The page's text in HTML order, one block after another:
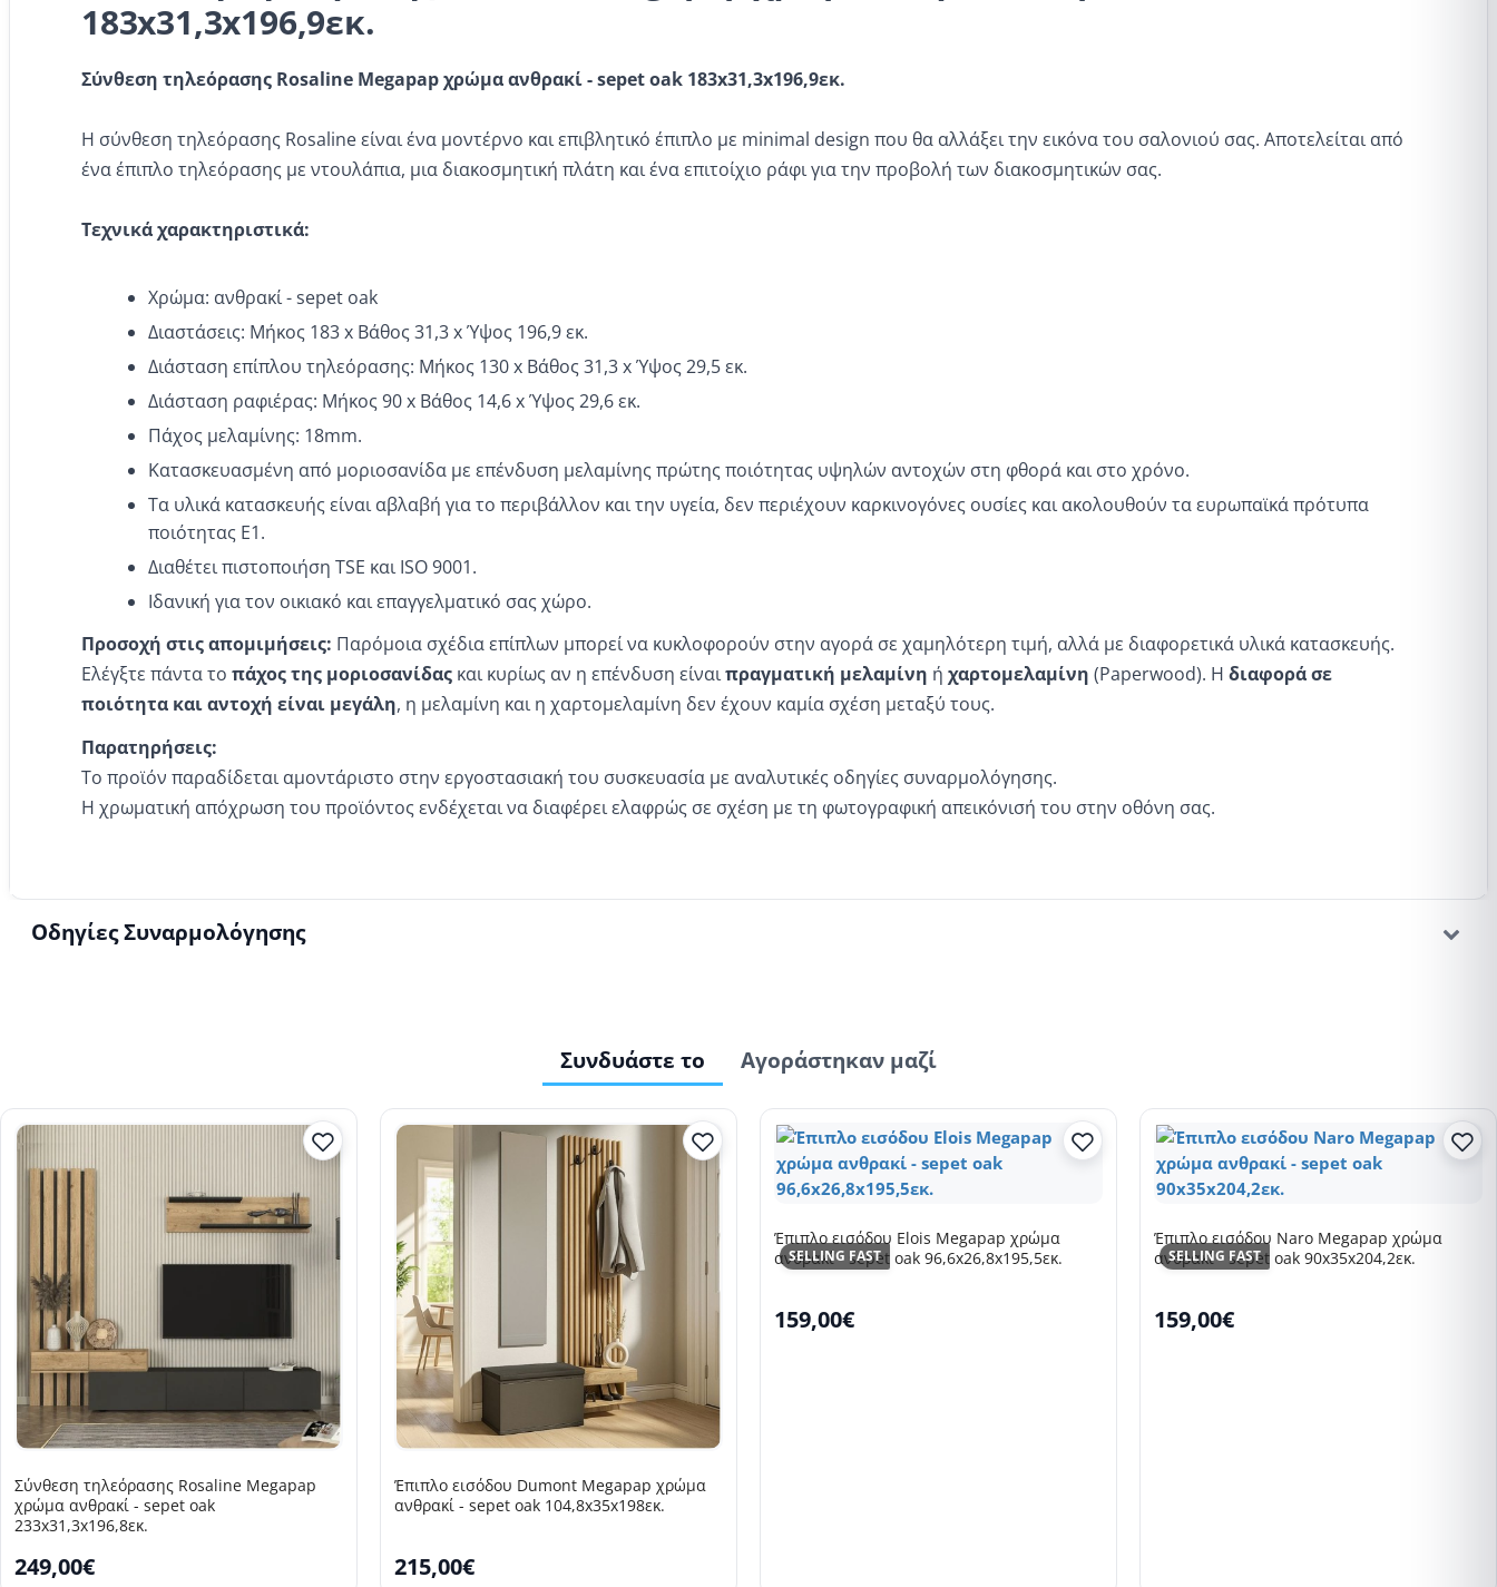
183x31,3x196,9εκ.
Σύνθεση τηλεόρασης Rosaline Megapap χρώμα ανθρακί - sepet oak 183x31,3x196,9εκ.
Η σύνθεση τηλεόρασης Rosaline είναι ένα μοντέρνο και επιβλητικό έπιπλο με minimal design που θα αλλάξει την εικόνα του σαλονιού σας. Αποτελείται από
ένα έπιπλο τηλεόρασης με ντουλάπια, μια διακοσμητική πλάτη και ένα επιτοίχιο ράφι για την προβολή των διακοσμητικών σας.
Τεχνικά χαρακτηριστικά:
Χρώμα: ανθρακί - sepet oak
Διαστάσεις: Μήκος 183 x Βάθος 31,3 x Ύψος 196,9 εκ.
Διάσταση επίπλου τηλεόρασης: Μήκος 130 x Βάθος 31,3 x Ύψος 29,5 εκ.
Διάσταση ραφιέρας: Μήκος 90 x Βάθος 14,6 x Ύψος 29,6 εκ.
Πάχος μελαμίνης: 18mm.
Κατασκευασμένη από μοριοσανίδα με επένδυση μελαμίνης πρώτης ποιότητας υψηλών αντοχών στη φθορά και στο χρόνο.
Τα υλικά κατασκευής είναι αβλαβή για το περιβάλλον και την υγεία, δεν περιέχουν καρκινογόνες ουσίες και ακολουθούν τα ευρωπαϊκά πρότυπα
ποιότητας Ε1.
Διαθέτει πιστοποιήση TSE και ISO 9001.
Ιδανική για τον οικιακό και επαγγελματικό σας χώρο.
Προσοχή στις απομιμήσεις: Παρόμοια σχέδια επίπλων μπορεί να κυκλοφορούν στην αγορά σε χαμηλότερη τιμή, αλλά με διαφορετικά υλικά κατασκευής.
Ελέγξτε πάντα το πάχος της μοριοσανίδας και κυρίως αν η επένδυση είναιπραγματική μελαμίνη ή χαρτομελαμίνη (Paperwood). Η διαφορά σε
ποιότητα και αντοχή είναι μεγάλη, η μελαμίνη και η χαρτομελαμίνη δεν έχουν καμία σχέση μεταξύ τους.
Παρατηρήσεις:
Το προϊόν παραδίδεται αμοντάριστο στην εργοστασιακή του συσκευασία με αναλυτικές οδηγίες συναρμολόγησης.
Η χρωματική απόχρωση του προϊόντος ενδέχεται να διαφέρει ελαφρώς σε σχέση με τη φωτογραφική απεικόνισή του στην οθόνη σας.
Οδηγίες Συναρμολόγησης
Συνδυάστε το Αγοράστηκαν μαζί
Σύνθεση τηλεόρασης Rosaline Megapap
χρώμα ανθρακί - sepet oak
233x31,3x196,8εκ.
249,00€
Έπιπλο εισόδου Dumont Megapap χρώμα
ανθρακί - sepet oak 104,8x35x198εκ.
215,00€
SELLING FAST
Έπιπλο εισόδου Elois Megapap χρώμα
ανθρακί - sepet oak 96,6x26,8x195,5εκ.
159,00€
SELLING FAST
Έπιπλο εισόδου Naro Megapap χρώμα
ανθρακί - sepet oak 90x35x204,2εκ.
159,00€